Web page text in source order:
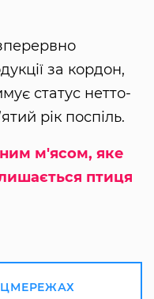
за кордон,
статус нетто-
рік поспіль.
м'ясом, яке
птиця